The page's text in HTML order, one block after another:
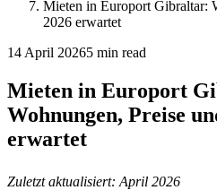
Mieten in Europort Gibraltar:
2026 erwartet
14 April 20265 min read
Mieten in Europort
Wohnungen, Preise
erwartet
Zuletzt aktualisiert: April 2026